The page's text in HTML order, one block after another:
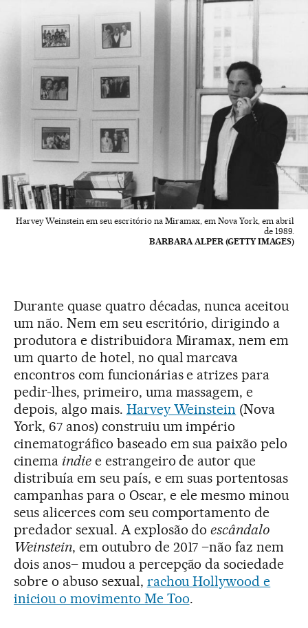
Harvey Weinstein em seu escritório na Miramax, em Nova York, em abril
de 1989.
BARBARA ALPER (GETTY IMAGES)
Durante quase quatro décadas, nunca aceitou
um não. Nem em seu escritório, dirigindo a
produtora e distribuidora Miramax, nem em
um quarto de hotel, no qual marcava
encontros com funcionárias e atrizes para
pedir-lhes, primeiro, uma massagem, e
depois, algo mais. Harvey Weinstein (Nova
York, 67 anos) construiu um império
cinematográfico baseado em sua paixão pelo
cinema indiee estrangeiro de autor que
distribuía em seu país, e em suas portentosas
campanhas para o Oscar, e ele mesmo minou
seus alicerces com seu comportamento de
predador sexual. A explosão doescândalo
Weinstein, em outubro de 2017 –não faz nem
dois anos– mudou a percepção da sociedade
sobre o abuso sexual, rachou Hollywood e
iniciou o movimento Me Too.